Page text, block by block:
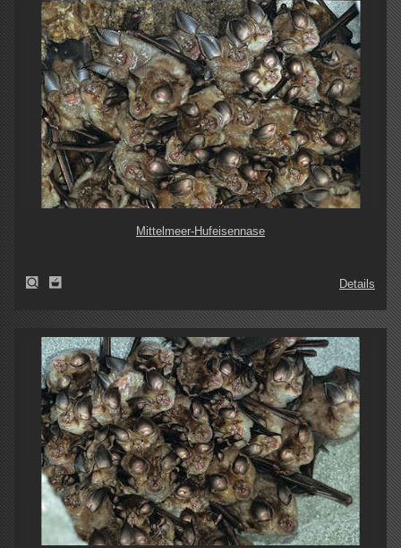
Mittelmeer-Hufeisennase
Details